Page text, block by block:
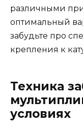
различными
оптимальный
забудьте про
крепления к
Техника
условиях